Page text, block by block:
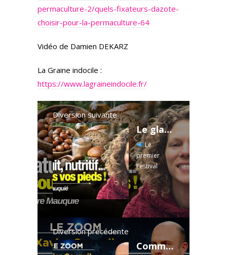
permaculture-2/quels-fixateurs-dazote-
choisir-pour-la-permaculture-64
Vidéo de Damien DEKARZ
La Graine indocile :
https://www.lagraineindocile.fr/
Diversion suivante
Le gland : un aliment qui a disparu de nos assiettes, et pourtant… – Avec Claire Mauquié
Le
premier
Festival
Nexus aura
lieu les 27 et
28 juin 2026
près de
Dole. Accès
limité !
Réservez
votre place
Diversion précédente
Communes, logement : les nouvelles cibles de Bruxelles - Le Zoom - Xavier Cauquil - TVL